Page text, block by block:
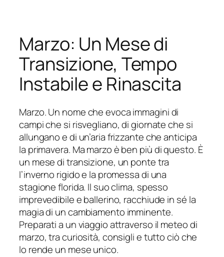
Marzo: Un Mese di
Transizione, Tempo
Instabile e Rinascita
Marzo. Un nome che evoca immagini di
campi che si risvegliano, di giornate che si
allungano e di un’aria frizzante che anticipa
la primavera. Ma marzo è ben più di questo. È
un mese di transizione, un ponte tra
l’inverno rigido e la promessa di una
stagione florida. Il suo clima, spesso
imprevedibile e ballerino, racchiude in sé la
magia di un cambiamento imminente.
Preparati a un viaggio attraverso il meteo di
marzo, tra curiosità, consigli e tutto ciò che
lo rende un mese unico.